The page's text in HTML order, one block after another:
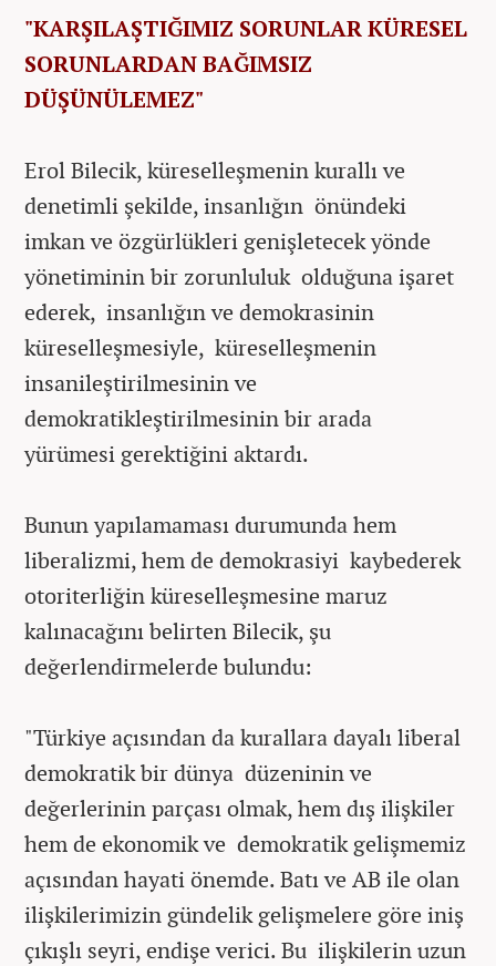
"KARŞILAŞTIĞIMIZ SORUNLAR KÜRESEL
SORUNLARDAN BAĞIMSIZ
DÜŞÜNÜLEMEZ"
Erol Bilecik, küreselleşmenin kurallı ve
denetimli şekilde, insanlığın önündeki
imkan ve özgürlükleri genişletecek yönde
yönetiminin bir zorunluluk olduğuna işaret
ederek, insanlığın ve demokrasinin
küreselleşmesiyle, küreselleşmenin
insanileştirilmesinin ve
demokratikleştirilmesinin bir arada
yürümesi gerektiğini aktardı.
Bunun yapılamaması durumunda hem
liberalizmi, hem de demokrasiyi kaybederek
otoriterliğin küreselleşmesine maruz
kalınacağını belirten Bilecik, şu
değerlendirmelerde bulundu:
"Türkiye açısından da kurallara dayalı liberal
demokratik bir dünya düzeninin ve
değerlerinin parçası olmak, hem dış ilişkiler
hem de ekonomik ve demokratik gelişmemiz
açısından hayati önemde. Batı ve AB ile olan
ilişkilerimizin gündelik gelişmelere göre iniş
çıkışlı seyri, endişe verici. Bu ilişkilerin uzun